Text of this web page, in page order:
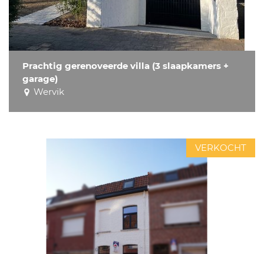
Prachtig gerenoveerde villa (3 slaapkamers +
garage)
Wervik
VERKOCHT